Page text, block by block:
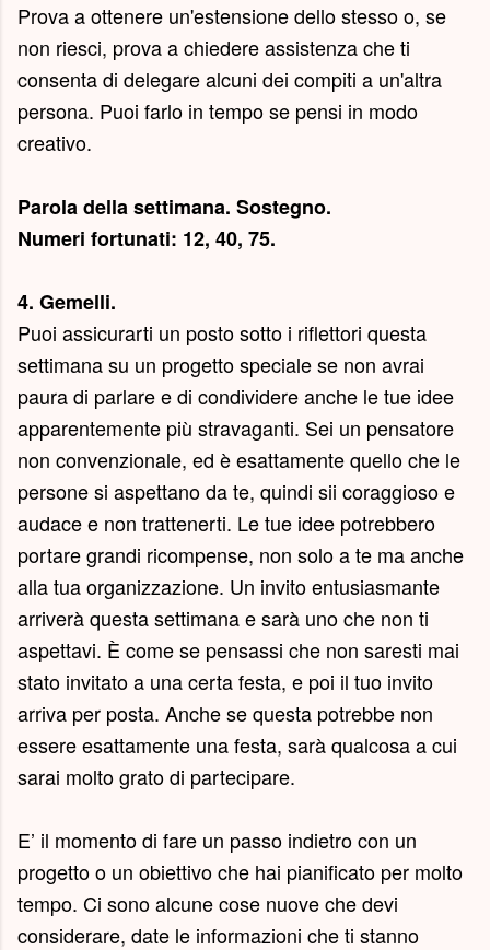
Prova a ottenere un'estensione dello stesso o, se
non riesci, prova a chiedere assistenza che ti
consenta di delegare alcuni dei compiti a un'altra
persona. Puoi farlo in tempo se pensi in modo
creativo.
Parola della settimana. Sostegno.
Numeri fortunati: 12, 40, 75.
4. Gemelli.
Puoi assicurarti un posto sotto i riflettori questa
settimana su un progetto speciale se non avrai
paura di parlare e di condividere anche le tue idee
apparentemente più stravaganti. Sei un pensatore
non convenzionale, ed è esattamente quello che le
persone si aspettano da te, quindi sii coraggioso e
audace e non trattenerti. Le tue idee potrebbero
portare grandi ricompense, non solo a te ma anche
alla tua organizzazione. Un invito entusiasmante
arriverà questa settimana e sarà uno che non ti
aspettavi. È come se pensassi che non saresti mai
stato invitato a una certa festa, e poi il tuo invito
arriva per posta. Anche se questa potrebbe non
essere esattamente una festa, sarà qualcosa a cui
sarai molto grato di partecipare.
E’ il momento di fare un passo indietro con un
progetto o un obiettivo che hai pianificato per molto
tempo. Ci sono alcune cose nuove che devi
considerare, date le informazioni che ti stanno